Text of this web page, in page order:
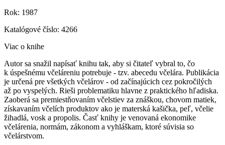
Rok: 1987
Katalógové číslo: 4266
Viac o knihe
Autor sa snažil napísať knihu tak, aby si čitateľ vybral to, čo
k úspešnému včeláreniu potrebuje - tzv. abecedu včelára. Publikácia
je určená pre všetkých včelárov - od začínajúcich cez pokročilých
až po vyspelých. Rieši problematiku hlavne z praktického hľadiska.
Zaoberá sa premiestňovaním včelstiev za znáškou, chovom matiek,
získavaním včelích produktov ako je materská kašička, peľ, včelie
žihadlá, vosk a propolis. Časť knihy je venovaná ekonomike
včelárenia, normám, zákonom a vyhláškam, ktoré súvisia so
včelárstvom.